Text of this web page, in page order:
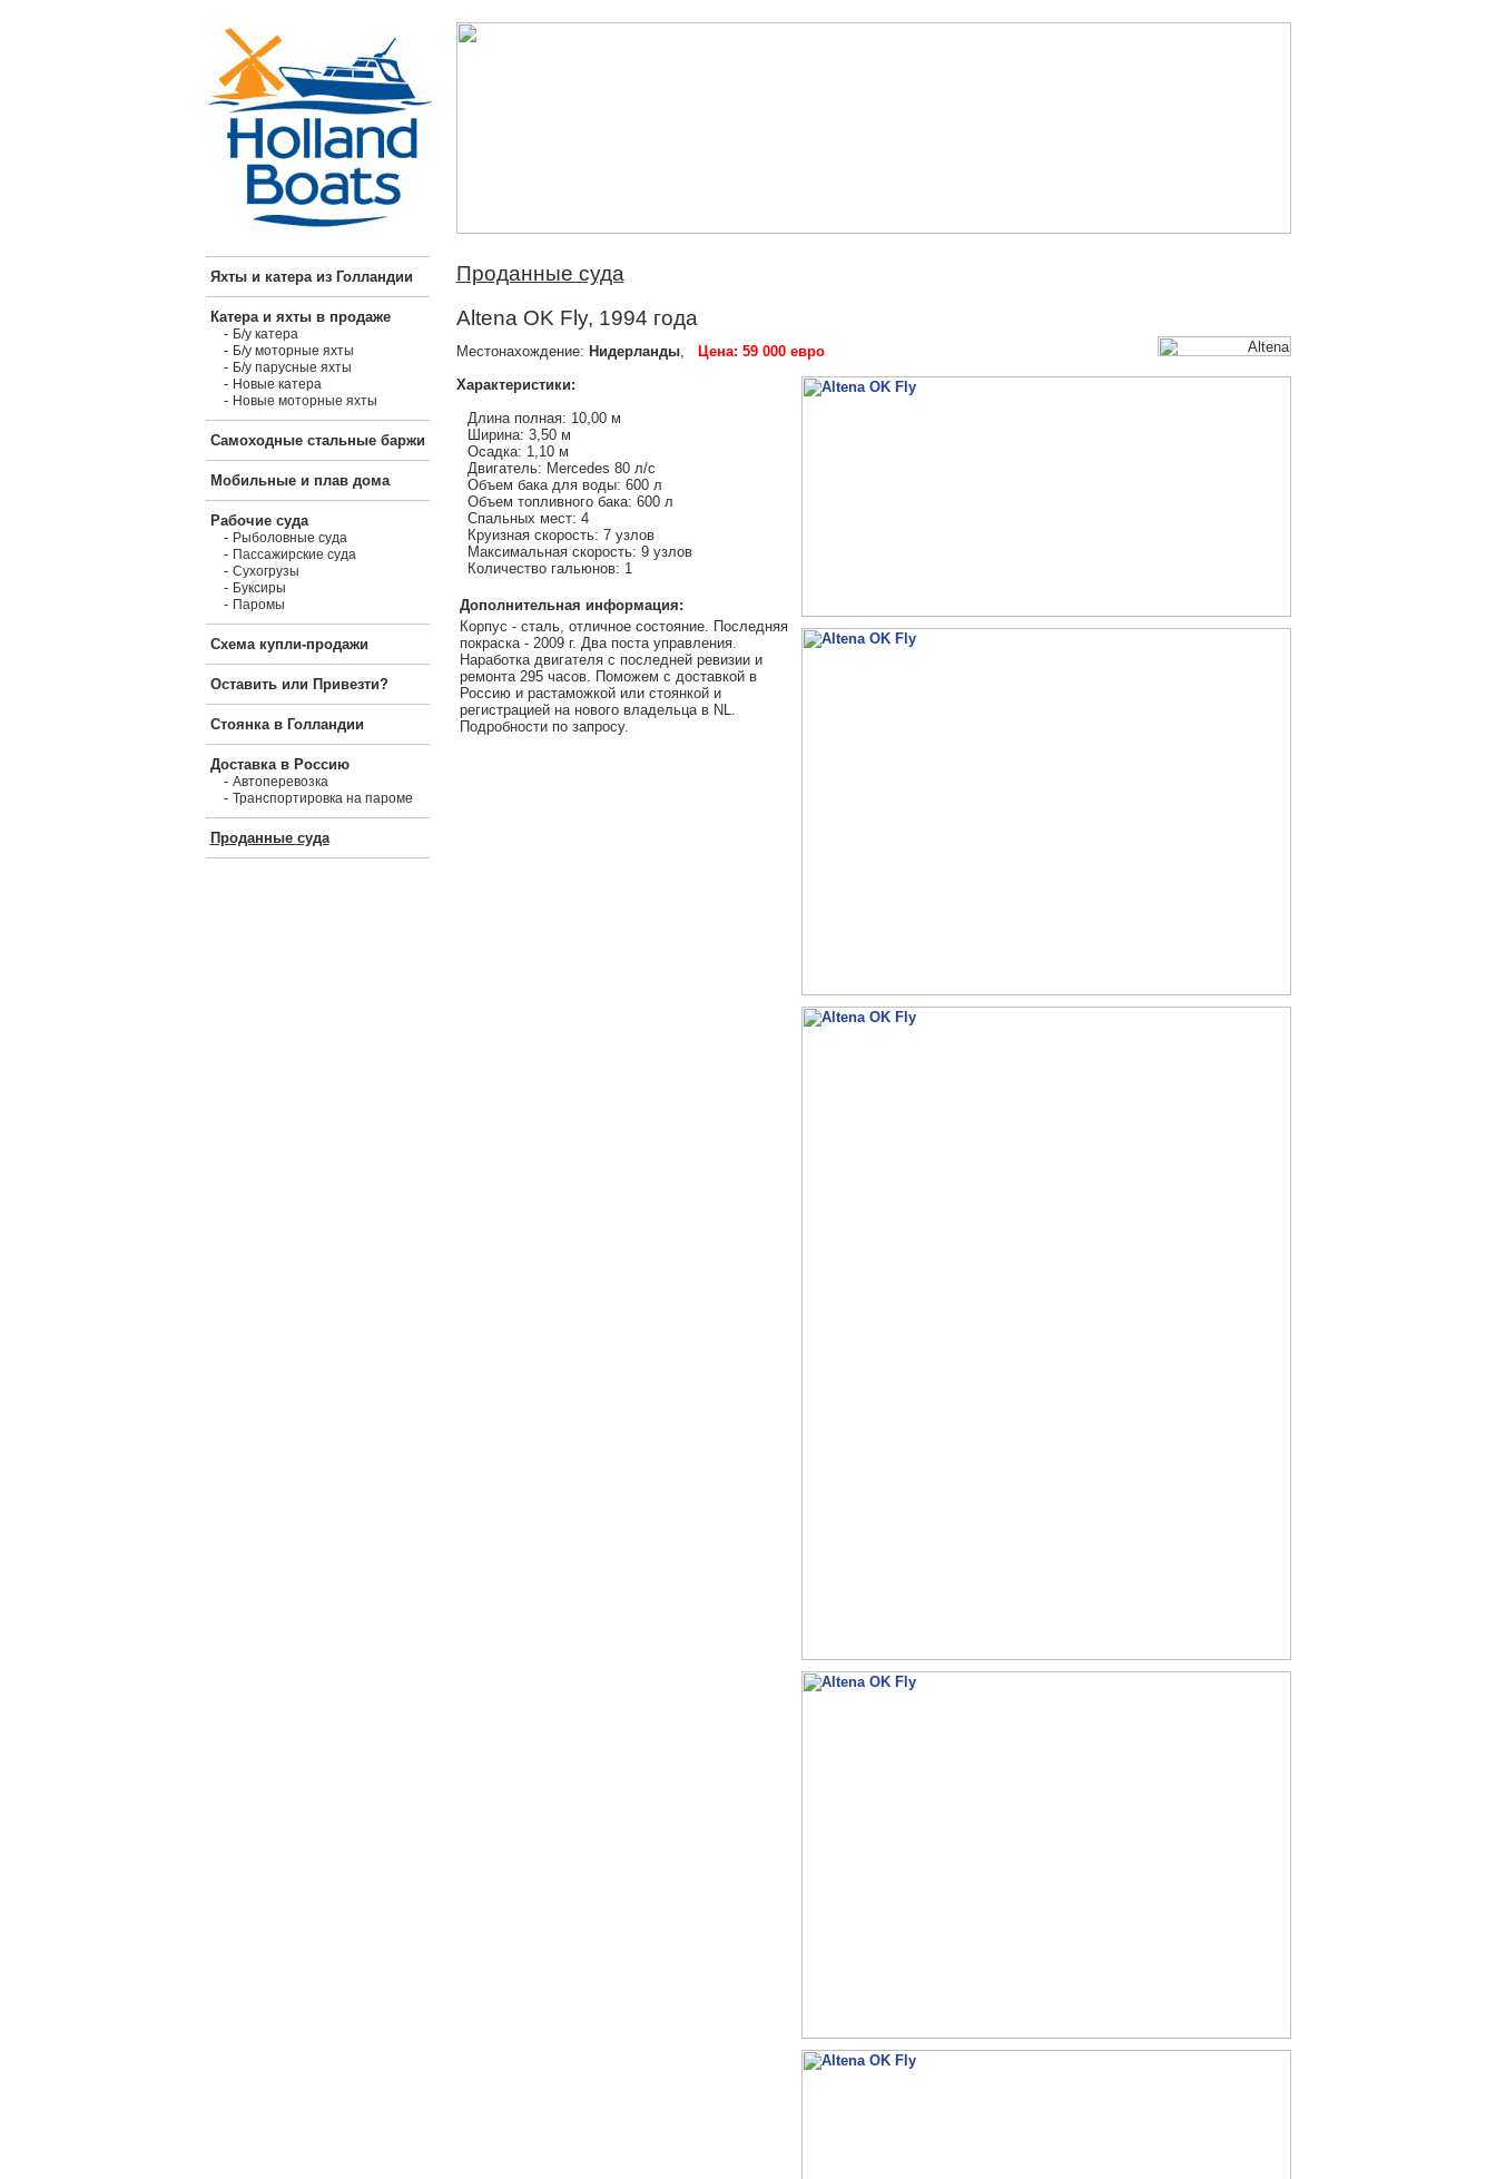
Яхты и катера из Голландии
Катера и яхты в продаже
- Б/у катера
- Б/у моторные яхты
- Б/у парусные яхты
- Новые катера
- Новые моторные яхты
Самоходные стальные баржи
Мобильные и плав дома
Рабочие суда
- Рыболовные суда
- Пассажирские суда
- Сухогрузы
- Буксиры
- Паромы
Схема купли-продажи
Оставить или Привезти?
Стоянка в Голландии
Доставка в Россию
- Автоперевозка
- Транспортировка на пароме
Проданные суда
Проданные суда
Altena OK Fly, 1994 года
Местонахождение: Нидерланды, Цена: 59 000 евро
Характеристики:
Длина полная: 10,00 м
Ширина: 3,50 м
Осадка: 1,10 м
Двигатель: Mercedes 80 л/с
Объем бака для воды: 600 л
Объем топливного бака: 600 л
Спальных мест: 4
Круизная скорость: 7 узлов
Максимальная скорость: 9 узлов
Количество гальюнов: 1
Дополнительная информация:
Корпус - сталь, отличное состояние. Последняя
покраска - 2009 г. Два поста управления.
Наработка двигателя с последней ревизии и
ремонта 295 часов. Поможем с доставкой в
Россию и растаможкой или стоянкой и
регистрацией на нового владельца в NL.
Подробности по запросу.